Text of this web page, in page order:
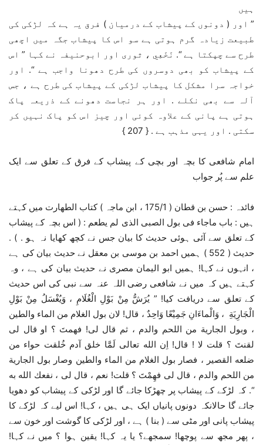
ہیں
” اور ( دونوں کے پیشاب کے درمیان ) فرق یہ ہے کہ لڑکی کی
طبیعت زیادہ گرم ہوتی ہے سو اس کا پیشاب جگہ میں اچھی
طرح سے چپکتا ہے “. نَخَعِي ، ثوری اور ابوحنیفہ نے کہا ” اس
کے پیشاب کو بھی دوسروں کی طرح دھونا واجب ہے “. اور
خواجہ سرا مشکل کا پیشاب لڑکی کے پیشاب کی طرح ہے ، جس
آلہ سے بھی نکلے . اور ہر نجاست دھونے کے ذریعہ پاک
ہوتی ہے پانی کے علاوہ کوئی اور چیز اس کو پاک نہیں کر
سکتی . اور یہی مذہب ہے . { 207 }
امام شافعی کا بچہ اور بچی کے پیشاب کے فرق کے تعلق سے ایک
علم سے پُر جواب
فائدہ : حسن بن قطان ( 175/1 ، ابن ماجہ ) کتاب الطھارت میں کہتے
ہیں : باب ماجاء فی بول الصبی الذی لم یطعم : ( اس بچہ کے پیشاب
کے تعلق سے آئی ہوئی حدیث کا بیان جس نے کچھ کھایا نہ ہو . ) .
حدیث ( 552 ) ہمیں احمد بن موسی بن معقل نے حدیث بیان کی ہے
، انہوں نے کہا! ہمیں ابو الیمان مصری نے حدیث بیان کی ہے ، وہ
کہتے ہیں کہ میں نے شافعی رضی اللہ عنہ سے نبی کی اس حدیث
کے تعلق سے دریافت کیا! ” یُرَشُّ مِنْ بَوْلِ الْغُلَامِ ، وَيُغْسَلُ مِنْ بَوْلِ
الْجَارِيَةِ ، وَالْماءَانِ جَمِيْعًا وَاحِدٌ ، قال! لان بول الغلام من الماء والطین
، وبول الجاریة من اللحم والدم ، ثم قال لی! فھمتَ ؟ او قال لی
لقنتَ ؟ قلت لا ! قال! اِن الله تعالی لَمَّا خلق آدم خُلقت حواء من
ضلعه القصیر ، فصار بول الغلام من الماء والطین وصار بول الجاریة
من اللحم والدم ، قال لی فھِمْتَ ؟ قلت! نعم ، قال لی ، نفعك الله به
“. کہ لڑکے کے پیشاب پر چھڑکا جائے گا اور لڑکی کے پیشاب کو دھویا
جائے گا حالانکہ دونوں پانیاں ایک ہی ہیں ، کہا! اس لیے کہ لڑکے کا
پیشاب پانی اور مٹی سے ( بنا ) ہے ، اور لڑکی کا گوشت اور خون سے
، پھر مجھ سے پوچھا! سمجھے؟ یا یہ کہا! یقین ہوا ؟ میں نے کہا!